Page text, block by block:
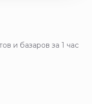
и базаров за 1 час